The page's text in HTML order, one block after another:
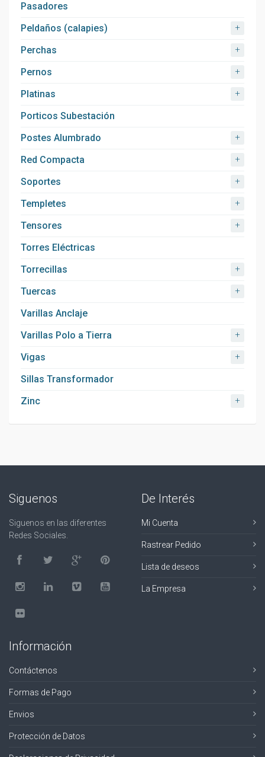
Pasadores
Peldaños (calapies)
+
Perchas +
Pernos +
Platinas +
Porticos Subestación
Postes Alumbrado
+
Red Compacta +
Soportes +
Templetes +
Tensores +
Torres Eléctricas
Torrecillas
+
Tuercas +
Varillas Anclaje
Varillas Polo a Tierra
+
Vigas +
Sillas Transformador
Zinc
+
Siguenos
Siguenos en las diferentes
Redes Sociales.
De Interés
Mi Cuenta
Rastrear Pedido
Lista de deseos
La Empresa
Información
Contáctenos
Formas de Pago
Envios
Protección de Datos